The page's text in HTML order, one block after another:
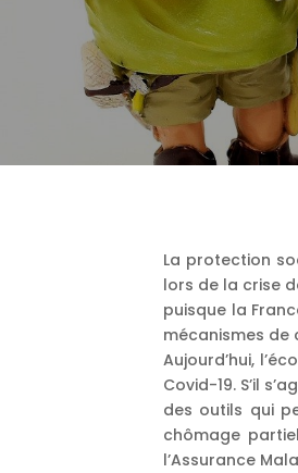
La protection
lors de la crise
puisque la
mécanismes de
Aujourd’hui,
Covid-19. S’il
des outils qui
chômage
l’Assurance